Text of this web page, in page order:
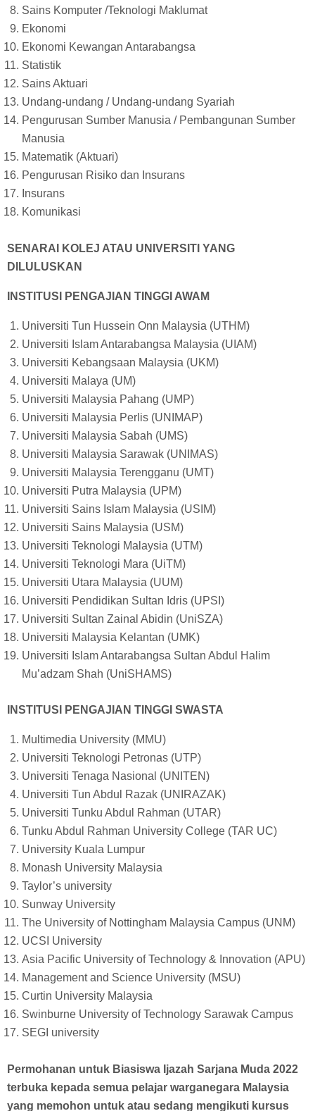
Sains Komputer /Teknologi Maklumat
Ekonomi
Ekonomi Kewangan Antarabangsa
Statistik
Sains Aktuari
Undang-undang / Undang-undang Syariah
Pengurusan Sumber Manusia / Pembangunan Sumber
Manusia
Matematik (Aktuari)
Pengurusan Risiko dan Insurans
Insurans
Komunikasi
SENARAI KOLEJ ATAU UNIVERSITI YANG
DILULUSKAN
INSTITUSI PENGAJIAN TINGGI AWAM
Universiti Tun Hussein Onn Malaysia (UTHM)
Universiti Islam Antarabangsa Malaysia (UIAM)
Universiti Kebangsaan Malaysia (UKM)
Universiti Malaya (UM)
Universiti Malaysia Pahang (UMP)
Universiti Malaysia Perlis (UNIMAP)
Universiti Malaysia Sabah (UMS)
Universiti Malaysia Sarawak (UNIMAS)
Universiti Malaysia Terengganu (UMT)
Universiti Putra Malaysia (UPM)
Universiti Sains Islam Malaysia (USIM)
Universiti Sains Malaysia (USM)
Universiti Teknologi Malaysia (UTM)
Universiti Teknologi Mara (UiTM)
Universiti Utara Malaysia (UUM)
Universiti Pendidikan Sultan Idris (UPSI)
Universiti Sultan Zainal Abidin (UniSZA)
Universiti Malaysia Kelantan (UMK)
Universiti Islam Antarabangsa Sultan Abdul Halim
Mu’adzam Shah (UniSHAMS)
INSTITUSI PENGAJIAN TINGGI SWASTA
Multimedia University (MMU)
Universiti Teknologi Petronas (UTP)
Universiti Tenaga Nasional (UNITEN)
Universiti Tun Abdul Razak (UNIRAZAK)
Universiti Tunku Abdul Rahman (UTAR)
Tunku Abdul Rahman University College (TAR UC)
University Kuala Lumpur
Monash University Malaysia
Taylor’s university
Sunway University
The University of Nottingham Malaysia Campus (UNM)
UCSI University
Asia Pacific University of Technology & Innovation (APU)
Management and Science University (MSU)
Curtin University Malaysia
Swinburne University of Technology Sarawak Campus
SEGI university
Permohanan untuk Biasiswa Ijazah Sarjana Muda 2022
terbuka kepada semua pelajar warganegara Malaysia
yang memohon untuk atau sedang mengikuti kursus